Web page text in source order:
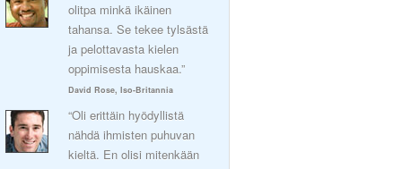
olitpa minkä ikäinen
tahansa. Se tekee tylsästä
ja pelottavasta kielen
oppimisesta hauskaa.”
David Rose, Iso-Britannia
“Oli erittäin hyödyllistä
nähdä ihmisten puhuvan
kieltä. En olisi mitenkään